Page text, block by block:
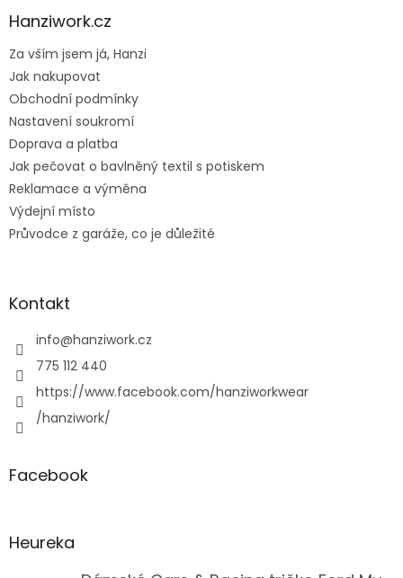
aHanziwork.cz
Za vším jsem já, Hanzi
Jak nakupovat
Obchodní podmínky
Nastavení soukromí
Doprava a platba
Jak pečovat o bavlněný textil s potiskem
Reklamace a výměna
Výdejní místo
Průvodce z garáže, co je důležité
Kontakt
info@hanziwork.cz
775 112 440
https://www.facebook.com/hanziworkwear
/hanziwork/
Facebook
Heureka